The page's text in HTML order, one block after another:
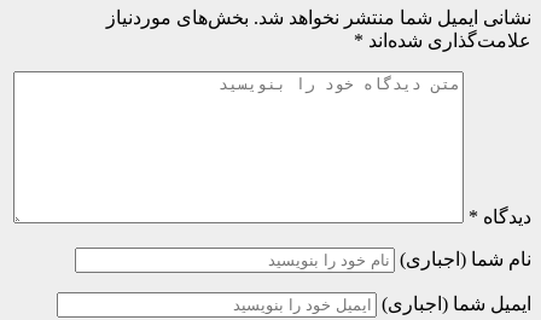
شما منتشر نخواهد شد. بخش‌های موردنیاز
شده‌اند*
(اجباری)